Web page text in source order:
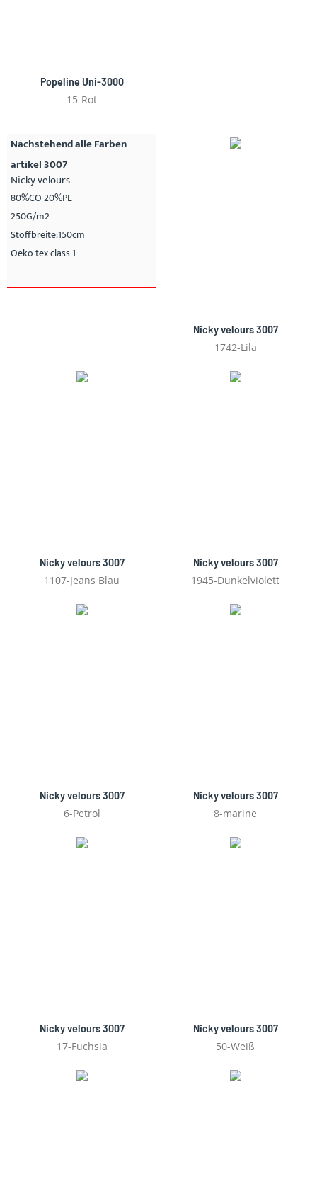
Popeline Uni-3000
15-Rot
Nachstehend alle Farben
artikel 3007
Nicky velours
80%CO 20%PE
250G/m2
Stoffbreite:150cm
Oeko tex class 1
Nicky velours 3007
1742-Lila
Nicky velours 3007
1107-Jeans Blau
Nicky velours 3007
1945-Dunkelviolett
Nicky velours 3007
6-Petrol
Nicky velours 3007
8-marine
Nicky velours 3007
17-Fuchsia
Nicky velours 3007
50-Weiß